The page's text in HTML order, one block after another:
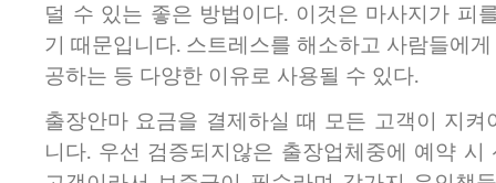
덜 수 있는 좋은 방법이다. 이것은 마사지가 피
기 때문입니다. 스트레스를 해소하고 사람들에
공하는 등 다양한 이유로 사용될 수 있다.
출장안마 요금을 결제하실 때 모든 고객이 지
니다. 우선 검증되지않은 출장업체중에 예약